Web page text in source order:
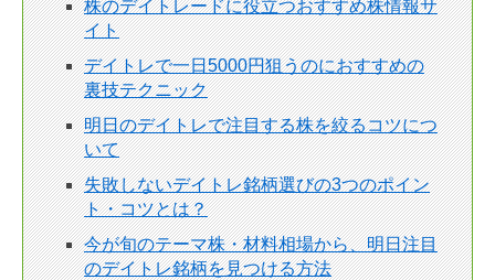
株のデイトレードに役立つおすすめ株情報サ
イト
デイトレで一日5000円狙うのにおすすめの
裏技テクニック
明日のデイトレで注目する株を絞るコツにつ
いて
失敗しないデイトレ銘柄選びの3つのポイン
ト・コツとは？
今が旬のテーマ株・材料相場から、明日注目
のデイトレ銘柄を見つける方法